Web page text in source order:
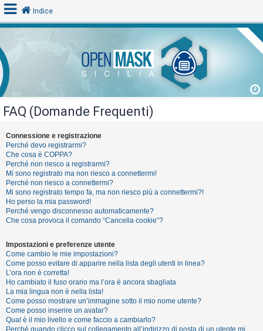
o
g
i
n
A
r
g
o
m
n
t
i
s
e
n
z
Indice
FAQ (Domande Frequenti)
Connessione e registrazione
Perché devo registrarmi?
Che cosa è COPPA?
Perché non riesco a registrarmi?
Mi sono registrato ma non riesco a connettermi!
Perché non riesco a connettermi?
Mi sono registrato tempo fa, ma non riesco più a connettermi?!
Ho perso la mia password!
Perché vengo disconnesso automaticamente?
Che cosa provoca il comando “Cancella cookie”?
Impostazioni e preferenze utente
Come cambio le mie impostazioni?
Come posso evitare di apparire nella lista degli utenti in linea?
L’ora non è corretta!
Ho cambiato il fuso orario ma l’ora è ancora sbagliata
La mia lingua non è nella lista!
Come posso mostrare un’immagine sotto il mio nome utente?
Come posso inserire un avatar?
Qual è il mio livello e come faccio a cambiarlo?
Perché quando clicco sul collegamento all’indirizzo di posta di un utente mi